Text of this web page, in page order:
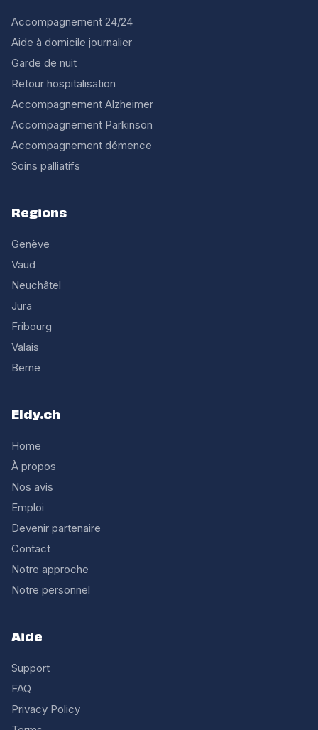
Accompagnement 24/24
Aide à domicile journalier
Garde de nuit
Retour hospitalisation
Accompagnement Alzheimer
Accompagnement Parkinson
Accompagnement démence
Soins palliatifs
Regions
Genève
Vaud
Neuchâtel
Jura
Fribourg
Valais
Berne
Eldy.ch
Home
À propos
Nos avis
Emploi
Devenir partenaire
Contact
Notre approche
Notre personnel
Aide
Support
FAQ
Privacy Policy